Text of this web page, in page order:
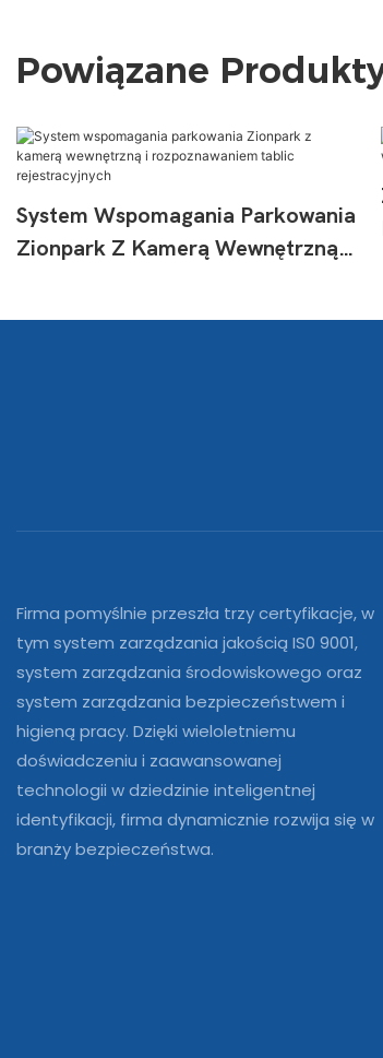
Powiązane
System Wspomagania Parkowania
Zionpark Z Kamerą Wewnętrzną I
Rejestracyjnych
Firma pomyślnie przeszła trzy certyfikacje, w
tym system zarządzania jakością IS0 9001,
system zarządzania środowiskowego oraz
system zarządzania bezpieczeństwem i
higieną pracy. Dzięki wieloletniemu
doświadczeniu i zaawansowanej
technologii w dziedzinie inteligentnej
identyfikacji, firma dynamicznie rozwija się w
branży bezpieczeństwa.